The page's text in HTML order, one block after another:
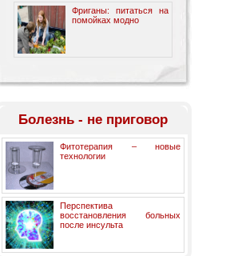
Фриганы: питаться на
помойках модно
Болезнь - не приговор
Фитотерапия – новые
технологии
Перспектива
восстановления больных
после инсульта